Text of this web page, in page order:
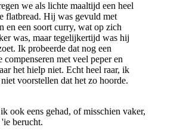
we als lichte maaltijd een heel
flatbread. Hij was gevuld met
en een soort curry, wat op zich
was, maar tegelijkertijd was hij
Ik probeerde dat nog een
compenseren met veel peper en
het hielp niet. Echt heel raar, ik
voorstellen dat het zo hoorde.
ook eens gehad, of misschien vaker,
berucht.